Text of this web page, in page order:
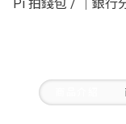
Pi 拍錢包 / ｜銀行